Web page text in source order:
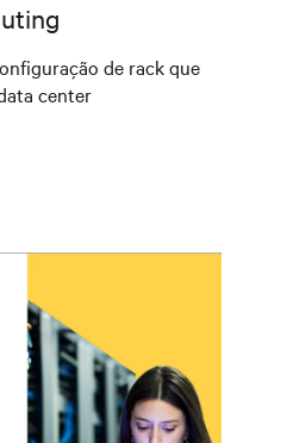
de rack que
center